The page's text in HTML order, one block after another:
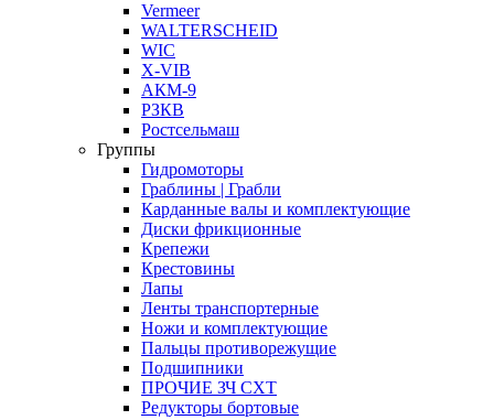
Vermeer
WALTERSCHEID
WIC
X-VIB
АКМ-9
РЗКВ
Ростсельмаш
Группы
Гидромоторы
Граблины | Грабли
Карданные валы и комплектующие
Диски фрикционные
Крепежи
Крестовины
Лапы
Ленты транспортерные
Ножи и комплектующие
Пальцы противорежущие
Подшипники
ПРОЧИЕ ЗЧ СХТ
Редукторы бортовые